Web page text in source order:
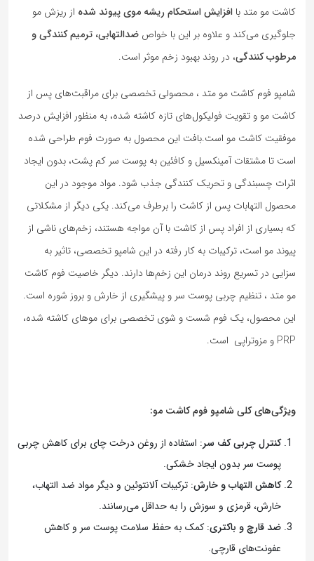
کاشت مو متد با افزایش استحکام ریشه موی پیوند شده از ریزش مو
جلوگیری می‌کند و علاوه بر این با خواص ضدالتهابی، ترمیم کنندگی و
مرطوب کنندگی، در روند بهبود زخم موثر است.
شامپو فوم کاشت مو متد ، محصولی تخصصی برای مراقبت‌های پس از
کاشت مو و تقویت فولیکول‌های تازه کاشته شده، به منظور افزایش درصد
موفقیت کاشت مو است.بافت این محصول به صورت فوم طراحی شده
است تا مشتقات آمینکسیل و کافئین به پوست سر کم پشت، بدون ایجاد
اثرات چسبندگی و تحریک کنندگی جذب شود. مواد موجود در این
محصول التهابات پس از کاشت را برطرف می‌کند. یکی دیگر از مشکلاتی
که بسیاری از افراد پس از کاشت با آن مواجه هستند، زخم‌های ناشی از
پیوند مو است، ترکیبات به کار رفته در این شامپو تخصصی، تاثیر به
سزایی در تسریع روند درمان این زخم‌ها دارند. دیگر خاصیت فوم کاشت
مو متد ، تنظیم چربی پوست سر و پیشگیری از خارش و بروز شوره است.
این محصول، یک فوم شست و شوی تخصصی برای موهای کاشته شده،
PRP و مزوتراپی است.
ویژگی‌های کلی شامپو فوم کاشت مو:
کنترل چربی کف سر: استفاده از روغن درخت چای برای کاهش چربی
پوست سر بدون ایجاد خشکی.
کاهش التهاب و خارش: ترکیبات آلانتوئین و دیگر مواد ضد التهاب،
خارش، قرمزی و سوزش را به حداقل می‌رسانند.
ضد قارچ و باکتری: کمک به حفظ سلامت پوست سر و کاهش
عفونت‌های قارچی.